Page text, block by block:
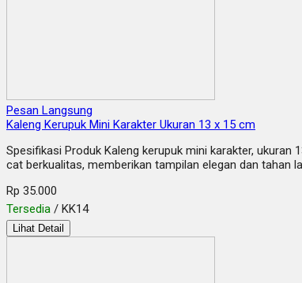
Pesan Langsung
Kaleng Kerupuk Mini Karakter Ukuran 13 x 15 cm
Spesifikasi Produk Kaleng kerupuk mini karakter,
cat berkualitas, memberikan tampilan elegan dan
Rp 35.000
Tersedia / KK14
Lihat Detail